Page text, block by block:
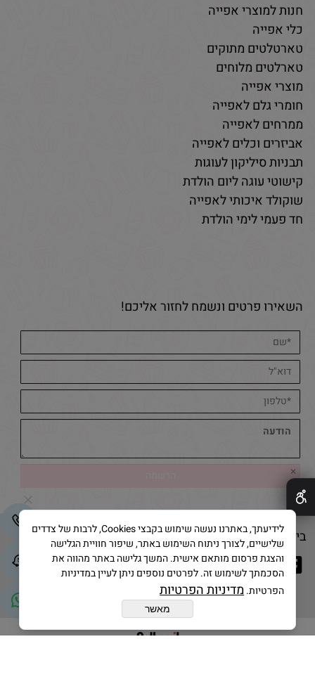
חנות למוצרי אפייה
כלי אפייה
טארטלטים מתוקים
טארלטים מלוחים
מוצרי אפייה
חומרי גלם לאפייה
ממרחים לאפייה
אביזרים וכלים לאפייה
תבניות סיליקון לעוגות
קישוטי עוגה ליום הולדת
שוקולד איכותי לאפייה
חד פעמי לימי הולדת
השאירו פרטים ונשמח לחזור אליכם!
בייק אנד קייק © 2025 All Rights Reserved
✕
לידיעתך, באתרנו נעשה שימוש בקבצי Cookies, לרבות של צדדים
שלישיים, לצורך ניתוח השימוש באתר, שיפור חוויית הגלישה
והצגת פרסום מותאם אישית. המשך גלישה באתר מהווה את
הסכמתך לשימוש זה. לפרטים נוספים ניתן לעיין במדיניות
הפרטיות.מדיניות הפרטיות
מאשר